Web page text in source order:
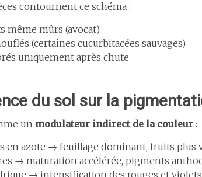
contournent ce schéma :
même mûrs (avocat)
(certaines cucurbitacées sauvages)
uniquement après chute
du sol sur la
un modulateur indirect de la couleur :
en azote → feuillage dominant, fruits plus
→ maturation accélérée, pigments